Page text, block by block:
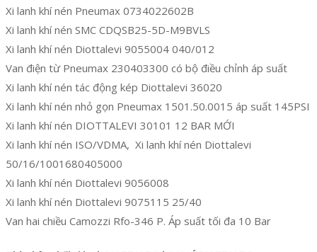
Xi lanh khí nén Pneumax 0734022602B
Xi lanh khí nén SMC CDQSB25-5D-M9BVLS
Xi lanh khí nén Diottalevi 9055004 040/012
Van điện từ Pneumax 230403300 có bộ điều chỉnh áp suất
Xi lanh khí nén tác động kép Diottalevi 36020
Xi lanh khí nén nhỏ gọn Pneumax 1501.50.0015 áp suất 145PSI
Xi lanh khí nén DIOTTALEVI 30101 12 BAR MỚI
Xi lanh khí nén ISO/VDMA, Xi lanh khí nén Diottalevi
50/16/1001680405000
Xi lanh khí nén Diottalevi 9056008
Xi lanh khí nén Diottalevi 9075115 25/40
Van hai chiều Camozzi Rfo-346 P. Áp suất tối đa 10 Bar